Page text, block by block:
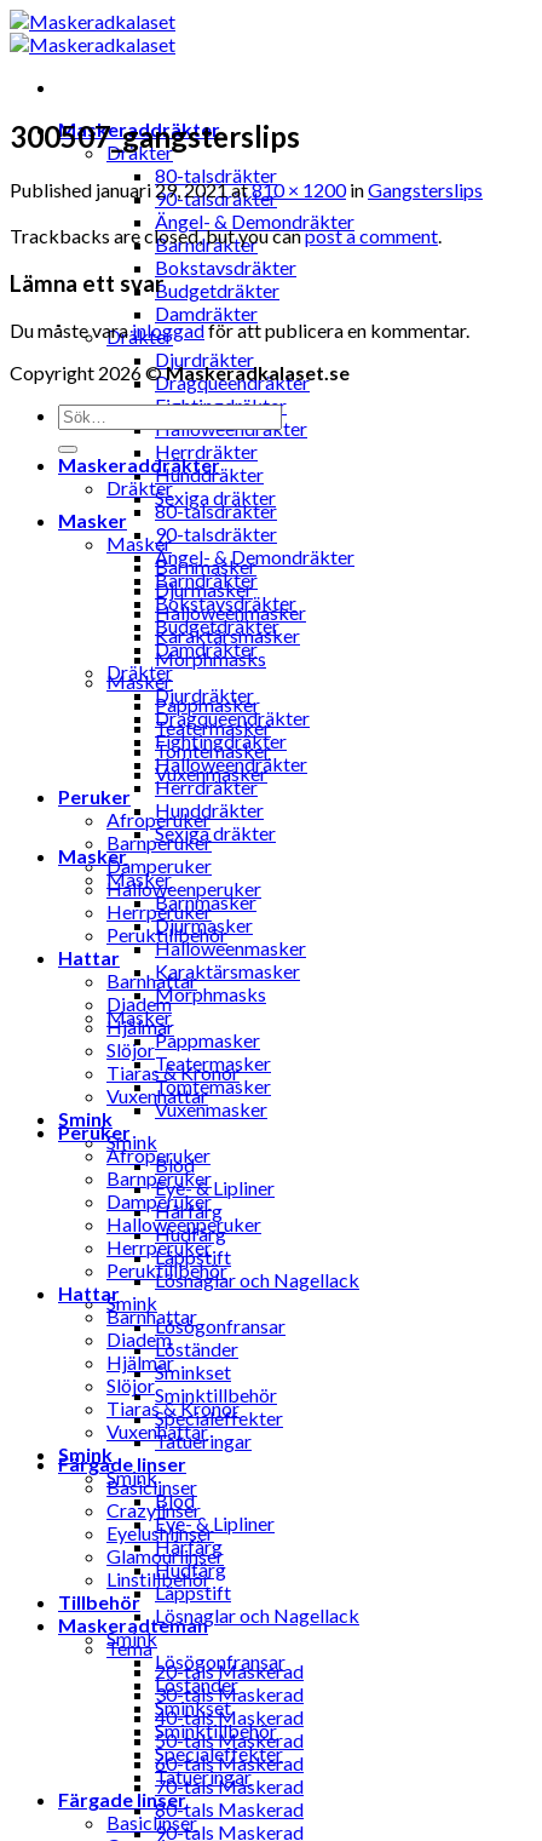
Skip
to
Maskeraddräkter
Dräkter
80-talsdräkter
90-talsdräkter
Ängel- & Demondräkter
Barndräkter
Bokstavsdräkter
Budgetdräkter
Damdräkter
Dräkter
Djurdräkter
Dragqueendräkter
Fightingdräkter
Halloweendräkter
Herrdräkter
Hunddräkter
Sexiga dräkter
Masker
Masker
Barnmasker
Djurmasker
Halloweenmasker
Karaktärsmasker
Morphmasks
Masker
Pappmasker
Teatermasker
Tomtemasker
Vuxenmasker
Peruker
Afroperuker
Barnperuker
Damperuker
Halloweenperuker
Herrperuker
Peruktillbehör
Hattar
Barnhattar
Diadem
Hjälmar
Slöjor
Tiaras & Kronor
Vuxenhattar
Smink
Smink
Blod
Eye- & Lipliner
Hårfärg
Hudfärg
Läppstift
Lösnaglar och Nagellack
Smink
Lösögonfransar
Löständer
Sminkset
Sminktillbehör
Specialeffekter
Tatueringar
Färgade linser
Basiclinser
Crazylinser
Eyelushlinser
Glamourlinser
Linstillbehör
Tillbehör
Maskeradteman
Tema
20-tals Maskerad
30-tals Maskerad
40-tals Maskerad
50-tals Maskerad
60-tals Maskerad
70-tals Maskerad
80-tals Maskerad
90-tals Maskerad
300507_gangsterslips
Published januari 29, 2021at810 × 1200inGangsterslips
Trackbacks are closed, but you canpost a comment.
Lämna ett svar
Du måste varainloggadför att publicera en kommentar.
Copyright 2026 ©Maskeradkalaset.se
Sök
efter:
Maskeraddräkter
Dräkter
80-talsdräkter
90-talsdräkter
Ängel- & Demondräkter
Barndräkter
Bokstavsdräkter
Budgetdräkter
Damdräkter
Dräkter
Djurdräkter
Dragqueendräkter
Fightingdräkter
Halloweendräkter
Herrdräkter
Hunddräkter
Sexiga dräkter
Masker
Masker
Barnmasker
Djurmasker
Halloweenmasker
Karaktärsmasker
Morphmasks
Masker
Pappmasker
Teatermasker
Tomtemasker
Vuxenmasker
Peruker
Afroperuker
Barnperuker
Damperuker
Halloweenperuker
Herrperuker
Peruktillbehör
Hattar
Barnhattar
Diadem
Hjälmar
Slöjor
Tiaras & Kronor
Vuxenhattar
Smink
Smink
Blod
Eye- & Lipliner
Hårfärg
Hudfärg
Läppstift
Lösnaglar och Nagellack
Smink
Lösögonfransar
Löständer
Sminkset
Sminktillbehör
Specialeffekter
Tatueringar
Färgade linser
Basiclinser